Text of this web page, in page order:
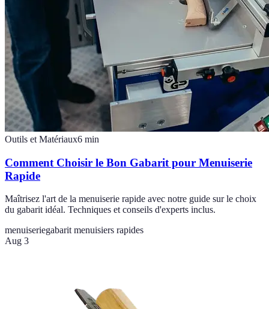
Outils et Matériaux6 min
Comment Choisir le Bon Gabarit pour Menuiserie
Rapide
Maîtrisez l'art de la menuiserie rapide avec notre guide sur le choix
du gabarit idéal. Techniques et conseils d'experts inclus.
menuiseriegabarit menuisiers rapides
Aug 3